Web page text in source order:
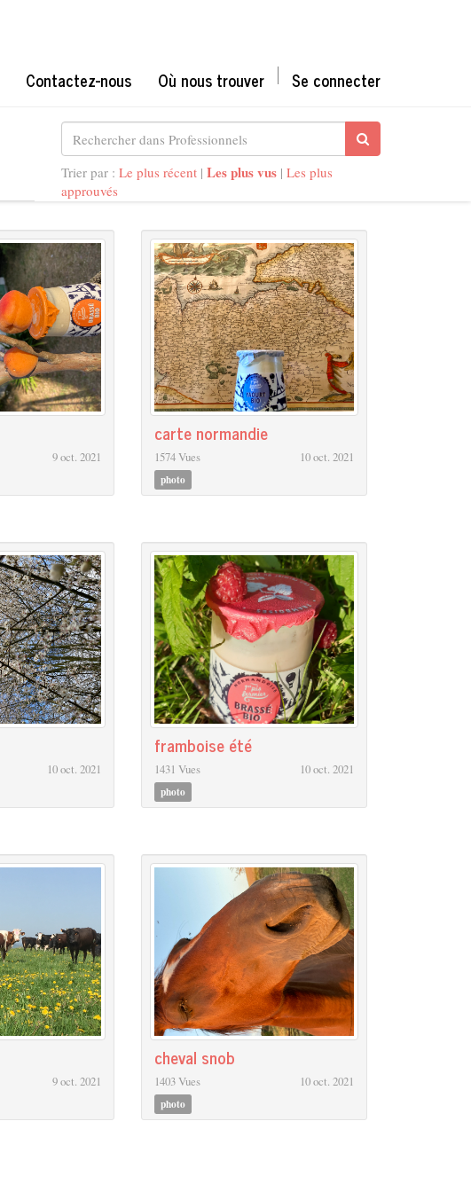
Contactez-nous Où nous trouver Se connecter
Trier par : Le plus récent | Les plus vus | Les plus
approuvés
9 oct. 2021
carte normandie
1574 Vues 10 oct. 2021
photo
10 oct. 2021
framboise été
1431 Vues 10 oct. 2021
photo
9 oct. 2021
cheval snob
1403 Vues 10 oct. 2021
photo